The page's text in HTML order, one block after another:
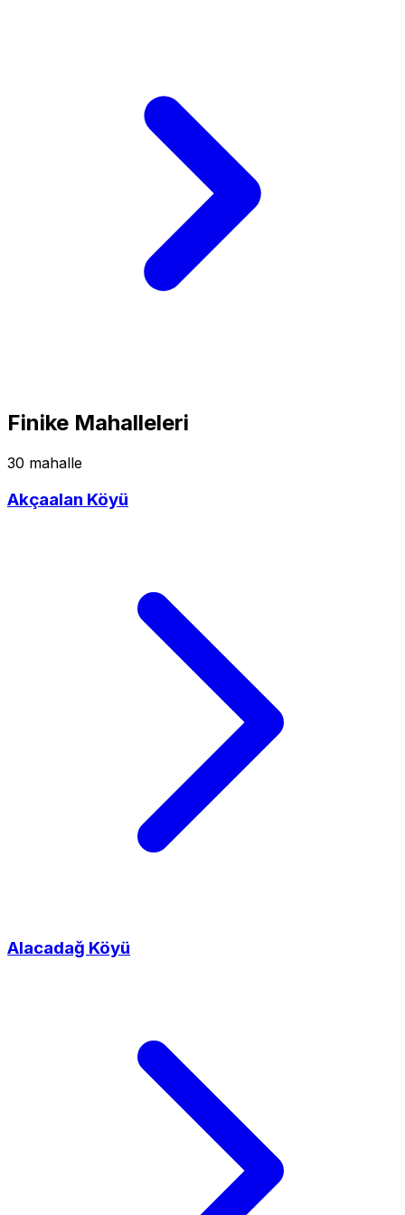
Finike Mahalleleri
30 mahalle
Akçaalan Köyü
Alacadağ Köyü